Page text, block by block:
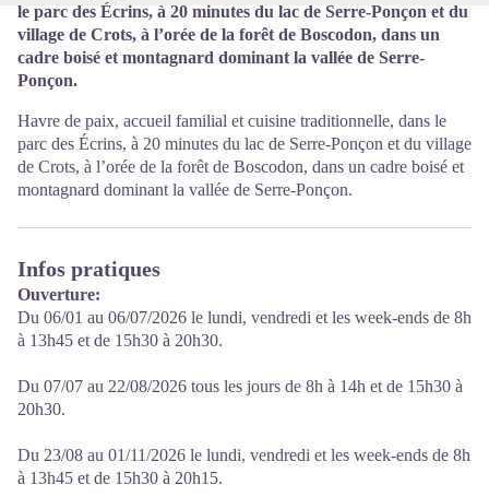
le parc des Écrins, à 20 minutes du lac de Serre-Ponçon et du
village de Crots, à l’orée de la forêt de Boscodon, dans un
cadre boisé et montagnard dominant la vallée de Serre-
Ponçon.
Havre de paix, accueil familial et cuisine traditionnelle, dans le
parc des Écrins, à 20 minutes du lac de Serre-Ponçon et du village
de Crots, à l’orée de la forêt de Boscodon, dans un cadre boisé et
montagnard dominant la vallée de Serre-Ponçon.
Infos pratiques
Ouverture:
Du 06/01 au 06/07/2026 le lundi, vendredi et les week-ends de 8h
à 13h45 et de 15h30 à 20h30.
Du 07/07 au 22/08/2026 tous les jours de 8h à 14h et de 15h30 à
20h30.
Du 23/08 au 01/11/2026 le lundi, vendredi et les week-ends de 8h
à 13h45 et de 15h30 à 20h15.